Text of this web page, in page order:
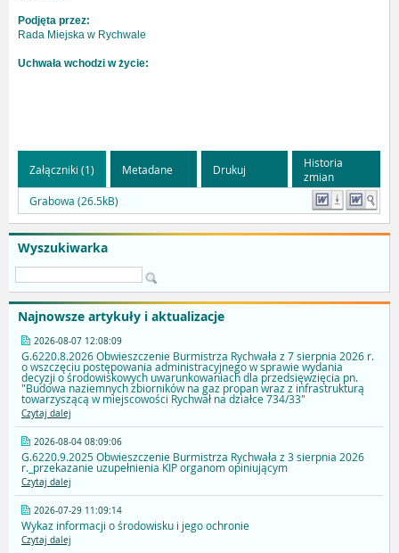
Wyszukiwarka
Najnowsze artykuły i aktualizacje
2026-08-07 12:08:09
G.6220.8.2026 Obwieszczenie Burmistrza Rychwała z 7 sierpnia 2026 r.
o wszczęciu postępowania administracyjnego w sprawie wydania
decyzji o środowiskowych uwarunkowaniach dla przedsięwzięcia pn.
"Budowa naziemnych zbiorników na gaz propan wraz z infrastrukturą
towarzyszącą w miejscowości Rychwał na działce 734/33"
Czytaj dalej
2026-08-04 08:09:06
G.6220.9.2025 Obwieszczenie Burmistrza Rychwała z 3 sierpnia 2026
r._przekazanie uzupełnienia KIP organom opiniującym
Czytaj dalej
2026-07-29 11:09:14
Wykaz informacji o środowisku i jego ochronie
Czytaj dalej
Podjęta przez:
Rada Miejska w Rychwale
Uchwała wchodzi w życie:
Załączniki (1) Metadane Drukuj
Historia
zmian
Grabowa (26.5kB)